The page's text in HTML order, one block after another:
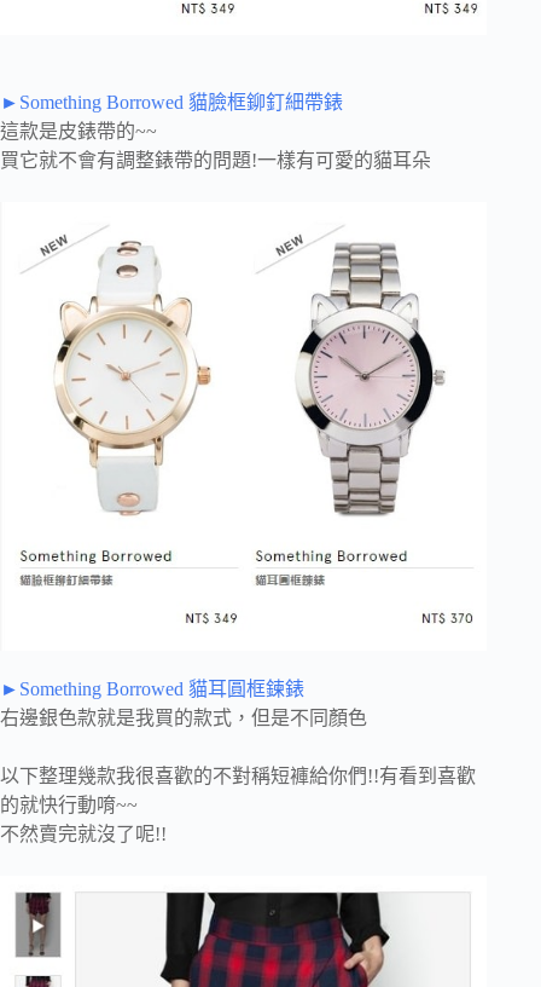
►Something Borrowed 貓臉框鉚釘細帶錶
這款是皮錶帶的~~
買它就不會有調整錶帶的問題!一樣有可愛的貓耳朵
►Something Borrowed 貓耳圓框鍊錶
右邊銀色款就是我買的款式，但是不同顏色
以下整理幾款我很喜歡的不對稱短褲給你們!!有看到喜歡
的就快行動唷~~
不然賣完就沒了呢!!